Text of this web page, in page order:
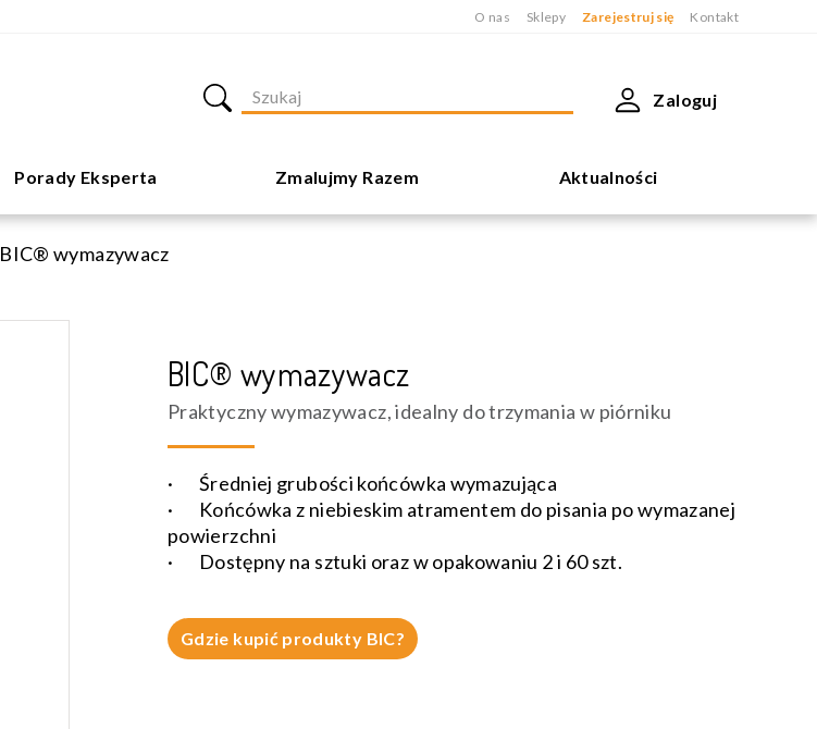
O nas Sklepy Zarejestruj się Kontakt
Zaloguj
Porady Eksperta Zmalujmy Razem Aktualności
BIC® wymazywacz
BIC® wymazywacz
Praktyczny wymazywacz, idealny do trzymania w piórniku
· Średniej grubości końcówka wymazująca
· Końcówka z niebieskim atramentem do pisania po wymazanej
powierzchni
· Dostępny na sztuki oraz w opakowaniu 2 i 60 szt.
Gdzie kupić produkty BIC?